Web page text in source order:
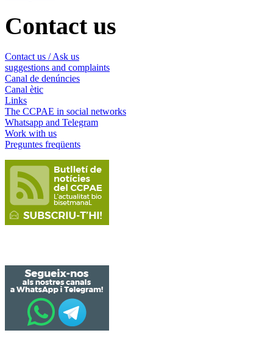
Contact us
Contact us / Ask us
suggestions and complaints
Canal de denúncies
Canal ètic
Links
The CCPAE in social networks
Whatsapp and Telegram
Work with us
Preguntes freqüents